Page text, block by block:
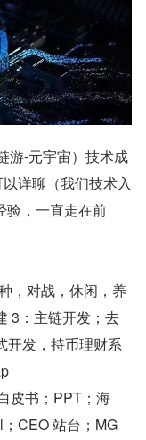
游-元宇宙）技术成
详聊（我们技术入
验，一直走在前
，对战，休闲，养
3：主链开发；去
开发，持币理财系
皮书；PPT；海
CEO 站台；MG